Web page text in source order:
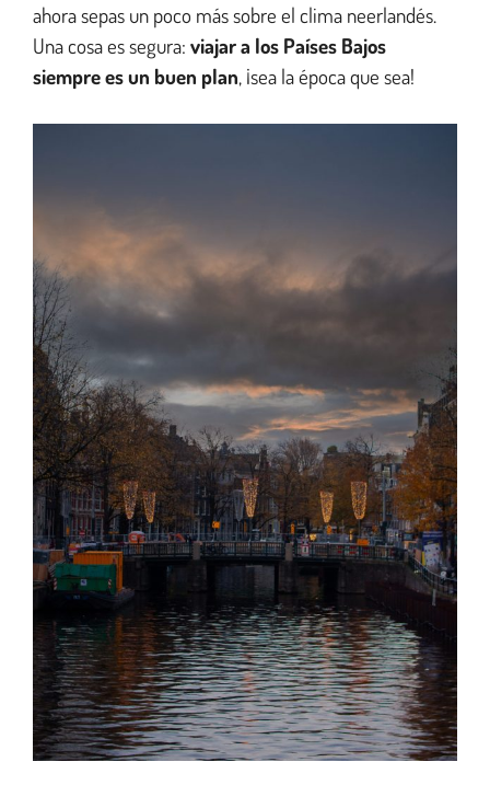
ahora sepas un poco más sobre el clima neerlandés.
Una cosa es segura: viajar a los Países Bajos
siempre es un buen plan, ¡sea la época que sea!